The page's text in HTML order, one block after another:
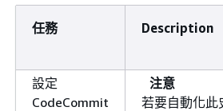
任務 Description
設定
CodeCommit
注意
若要自動化此